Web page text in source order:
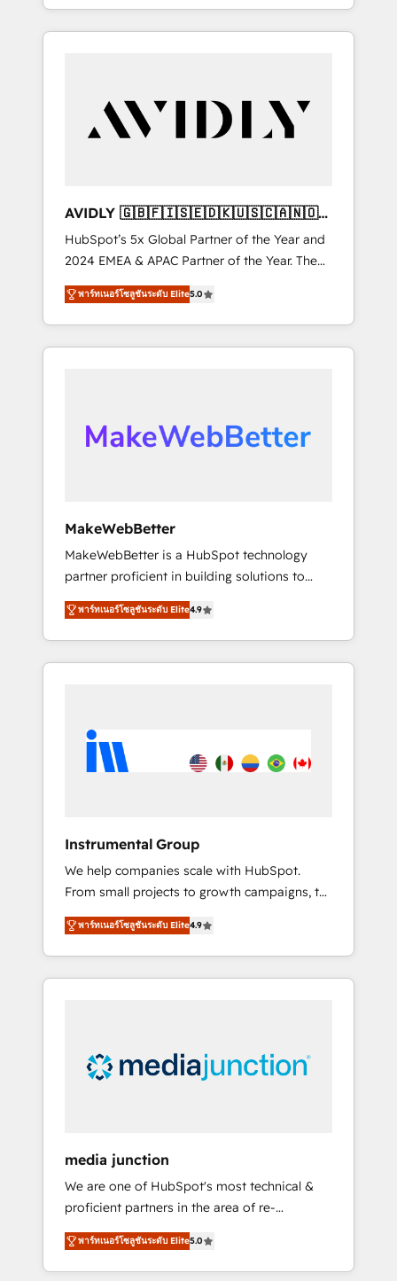
specialize in both strategic RevOps planning
and hands-on technical execution - building
Services - Managed IT (MSP) - Franchises -
Professional Services - And more! How we
Custom integrations and workflow
automation ✔️ User adoption programs,
training, and enablement Through project-
based engagements and ongoing RevOps
partnerships, we guide organizations through
the revenue maturity model - delivering the
right improvements at the right time so
AVIDLY 🇬🇧🇫🇮🇸🇪🇩🇰🇺🇸🇨🇦🇳🇴
🇩🇪🇦🇺🇳🇿
HubSpot’s 5x Global Partner of the Year and
2024 EMEA & APAC Partner of the Year. The
world’s most experienced and fully
accredited HubSpot Solutions Partner. 🚀
With 2,750+ HubSpot projects delivered and
370+ specialists across EMEA, APAC and NAM,
automation, we turn complexity into clarity,
human at global scale. 🏆 HubSpot’s CEO
พาร์ทเนอร์โซลูชันระดับ Elite5.0
MakeWebBetter
MakeWebBetter is a HubSpot technology
partner proficient in building solutions to
maximize the operational efficiency of
HubSpot. The fastest-growing tech-enabler &
facilitator, MakeWebBetter, hands you the
blend of HubSpot expertise & eminent
HubSpot experience 🤝HubSpot Premier
Integration partner 🤝Google Premier Partner
Harnessing the full potential of the powerful
HubSpot CRM. ✔️A team of HubSpot experts
backed by over 10+ years of HubSpot
experience ✔️Flexible pricing models —
Hourly-fee (assigned one Dedicated
HubSpot Admin); Monthly-fee (HubSpot
Admin + Project Manager); and Fixed Project
bundle services. Connect with us today!
พาร์ทเนอร์โซลูชันระดับ Elite4.9
Instrumental Group
We help companies scale with HubSpot.
From small projects to growth campaigns, to
CRM and websites. Hire an agency that's
experienced in every inch of HubSpot and
willing to work hand-in-hand with your team
to simplify the complex and build a better
พาร์ทเนอร์โซลูชันระดับ Elite4.9
media junction
We are one of HubSpot's most technical &
proficient partners in the area of re-
platforming, website design & development.
We specialize in multi-hub implementations
for mid-market & enterprise companies. We
พาร์ทเนอร์โซลูชันระดับ Elite5.0